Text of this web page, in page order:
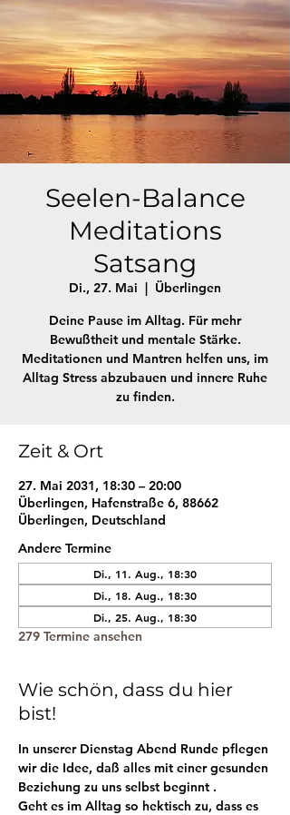
Seelen-Balance
Meditations
Satsang
Di., 27. Mai
  |
Überlingen
Deine Pause im Alltag. Für mehr
Bewußtheit und mentale Stärke.
Meditationen und Mantren helfen uns, im
Alltag Stress abzubauen und innere Ruhe
zu finden.
Zeit & Ort
27. Mai 2031, 18:30 – 20:00
Überlingen, Hafenstraße 6, 88662
Überlingen, Deutschland
Andere Termine
Di., 11. Aug., 18:30
Di., 18. Aug., 18:30
Di., 25. Aug., 18:30
279 Termine ansehen
Wie schön, dass du hier
bist!
In unserer Dienstag Abend Runde pflegen
wir die Idee, daß alles mit einer gesunden
Beziehung zu uns selbst beginnt .
Geht es im Alltag so hektisch zu, dass es